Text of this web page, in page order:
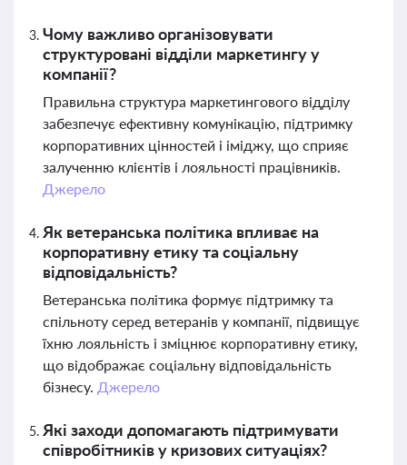
Чому важливо організовувати
структуровані відділи маркетингу у
компанії?
Правильна структура маркетингового відділу
забезпечує ефективну комунікацію, підтримку
корпоративних цінностей і іміджу, що сприяє
залученню клієнтів і лояльності працівників.
Джерело
Як ветеранська політика впливає на
корпоративну етику та соціальну
відповідальність?
Ветеранська політика формує підтримку та
спільноту серед ветеранів у компанії, підвищує
їхню лояльність і зміцнює корпоративну етику,
що відображає соціальну відповідальність
бізнесу. Джерело
Які заходи допомагають підтримувати
співробітників у кризових ситуаціях?